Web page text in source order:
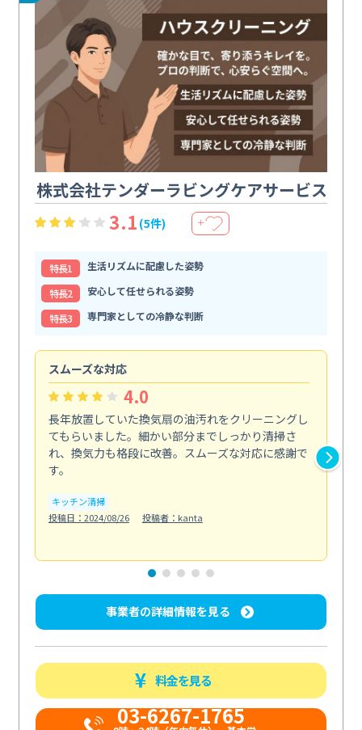
株式会社テンダーラビングケアサービス
3.1 (5件) ＋
特⻑1
生活リズムに配慮した姿勢
特⻑2
安心して任せられる姿勢
特⻑3
専門家としての冷静な判断
スムーズな対応
4.0
長年放置していた換気扇の油汚れをクリーニングし
てもらいました。細かい部分までしっかり清掃さ
れ、換気力も格段に改善。スムーズな対応に感謝で
す。
キッチン清掃
投稿日：2024/08/26
投稿者：kanta
事業者の詳細情報を見る
料金を見る
03-6267-1765